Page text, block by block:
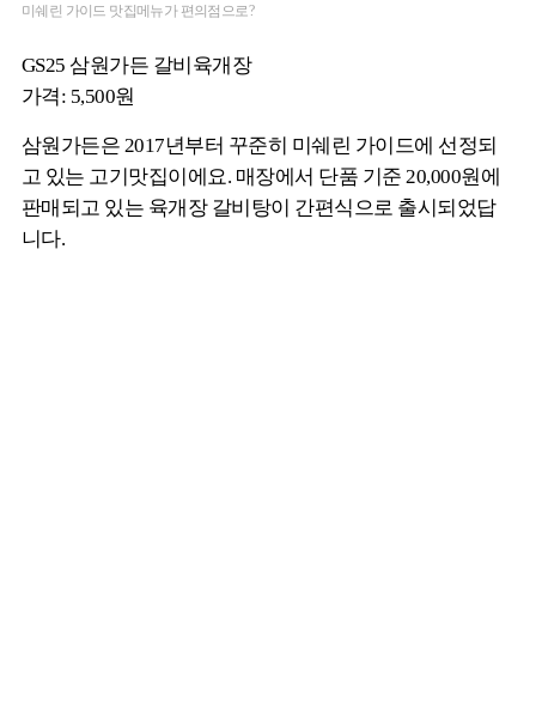
미쉐린 가이드 맛집메뉴가 편의점으로?
GS25 삼원가든 갈비육개장
가격: 5,500원
삼원가든은 2017년부터 꾸준히 미쉐린 가이드에 선정되
고 있는 고기맛집이에요. 매장에서 단품 기준 20,000원에
판매되고 있는 육개장 갈비탕이 간편식으로 출시되었답
니다.